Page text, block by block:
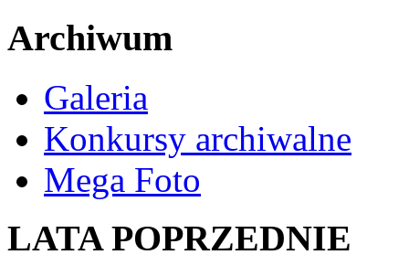
Archiwum
Galeria
Konkursy archiwalne
Mega Foto
LATA POPRZEDNIE